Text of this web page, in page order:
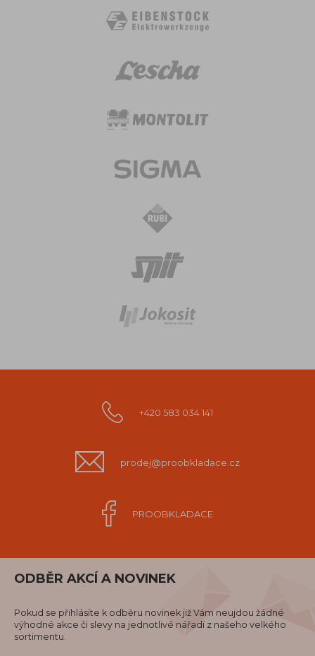
+420 583 034 141
prodej@proobkladace.cz
PROOBKLADACE
ODBĚR AKCÍ A NOVINEK
Pokud se přihlásíte k odběru novinek již Vám neujdou žádné
výhodné akce či slevy na jednotlivé nářadí z našeho velkého
sortimentu.